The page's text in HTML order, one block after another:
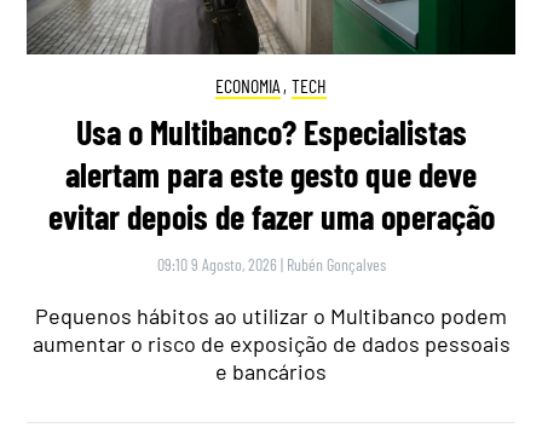
ECONOMIA , TECH
Usa o Multibanco? Especialistas
alertam para este gesto que deve
evitar depois de fazer uma operação
09:10 9 Agosto, 2026 | Rubén Gonçalves
Pequenos hábitos ao utilizar o Multibanco podem
aumentar o risco de exposição de dados pessoais
e bancários